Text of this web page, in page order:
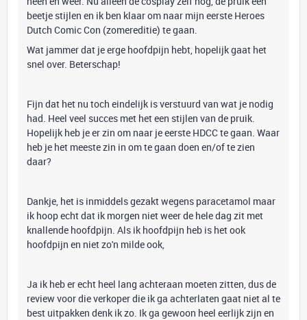
beetje stijlen en ik ben klaar om naar mijn eerste Heroes
Dutch Comic Con (zomereditie) te gaan.
Wat jammer dat je erge hoofdpijn hebt, hopelijk gaat het
snel over. Beterschap!
Fijn dat het nu toch eindelijk is verstuurd van wat je nodig
had. Heel veel succes met het een stijlen van de pruik.
Hopelijk heb je er zin om naar je eerste HDCC te gaan. Waar
heb je het meeste zin in om te gaan doen en/of te zien
daar?
Dankje, het is inmiddels gezakt wegens paracetamol maar
ik hoop echt dat ik morgen niet weer de hele dag zit met
knallende hoofdpijn. Als ik hoofdpijn heb is het ook
hoofdpijn en niet zo'n milde ook,
Ja ik heb er echt heel lang achteraan moeten zitten, dus de
review voor die verkoper die ik ga achterlaten gaat niet al te
best uitpakken denk ik zo. Ik ga gewoon heel eerlijk zijn en